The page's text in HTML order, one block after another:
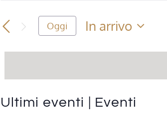
Ricerca
Navigazione
Eventi
Parola
Oggi
In arrivo
la
Ultimi eventi | Eventi